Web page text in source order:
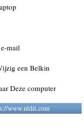
mail
een Belkin
Deze computer
www.nldit.com